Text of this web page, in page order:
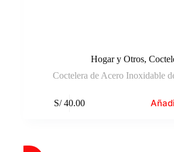
Hogar y Otros,
Coctelera de Acero Inoxidable
S/40.00